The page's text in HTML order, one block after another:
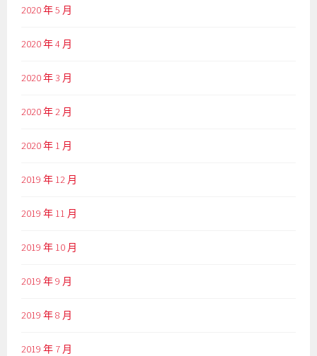
2020 年 5 月
2020 年 4 月
2020 年 3 月
2020 年 2 月
2020 年 1 月
2019 年 12 月
2019 年 11 月
2019 年 10 月
2019 年 9 月
2019 年 8 月
2019 年 7 月